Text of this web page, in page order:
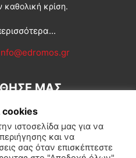
κρίση.
ΜΑΣ
cookies
ιστοσελίδα μας για να
και να
σας όταν επισκέπτεστε